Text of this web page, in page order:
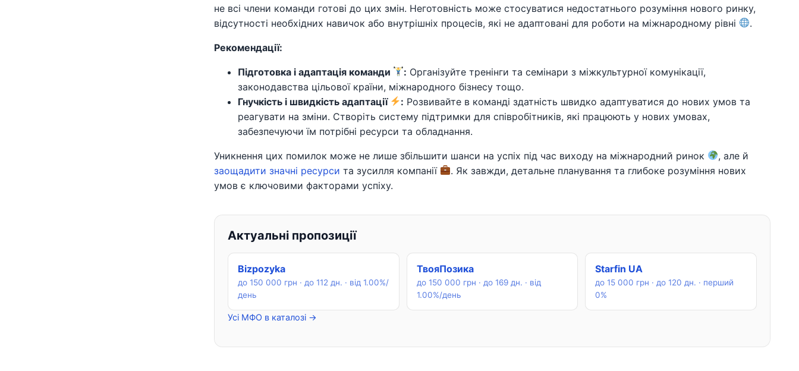
не всі члени команди готові до цих змін. Неготовність може стосуватися недостатнього розуміння нового ринку,
відсутності необхідних навичок або внутрішніх процесів, які не адаптовані для роботи на міжнародному рівні
.
Рекомендації:
Підготовка і адаптація команди : Організуйте тренінги та семінари з міжкультурної комунікації,
законодавства цільової країни, міжнародного бізнесу тощо.
Гнучкість і швидкість адаптації
: Розвивайте в команді здатність швидко адаптуватися до нових умов та
реагувати на зміни. Створіть систему підтримки для співробітників, які працюють у нових умовах,
забезпечуючи їм потрібні ресурси та обладнання.
Уникнення цих помилок може не лише збільшити шанси на успіх під час виходу на міжнародний ринок
, але й
заощадити значні ресурси та зусилля компанії
. Як завжди, детальне планування та глибоке розуміння нових
умов є ключовими факторами успіху.
Актуальні пропозиції
Bizpozyka
до 150 000 грн · до 112 дн. · від 1.00%/
день
ТвояПозика
до 150 000 грн · до 169 дн. · від
1.00%/день
Starfin UA
до 15 000 грн · до 120 дн. · перший
0%
Усі МФО в каталозі →